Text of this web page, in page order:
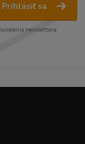
Prihlásiť sa
newslettera.